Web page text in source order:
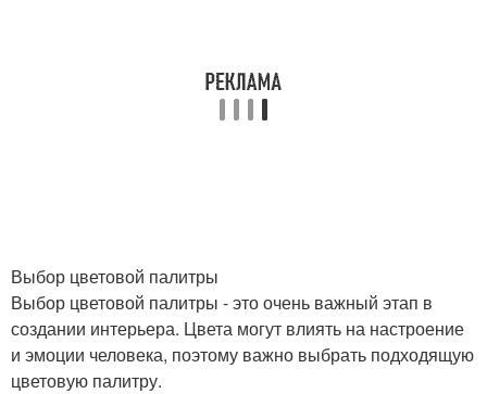
Выбор цветовой палитры
Выбор цветовой палитры - это очень важный этап в
создании интерьера. Цвета могут влиять на настроение
и эмоции человека, поэтому важно выбрать подходящую
цветовую палитру.